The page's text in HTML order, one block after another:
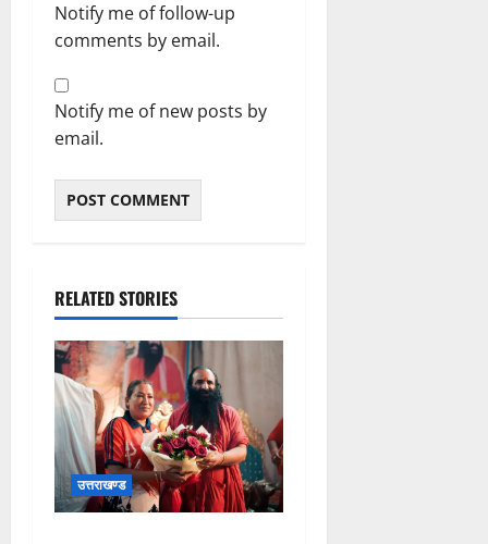
Notify me of follow-up
comments by email.
Notify me of new posts by
email.
RELATED STORIES
उत्तराखण्ड